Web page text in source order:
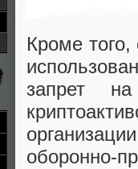
Кроме
запрет
оборонно-